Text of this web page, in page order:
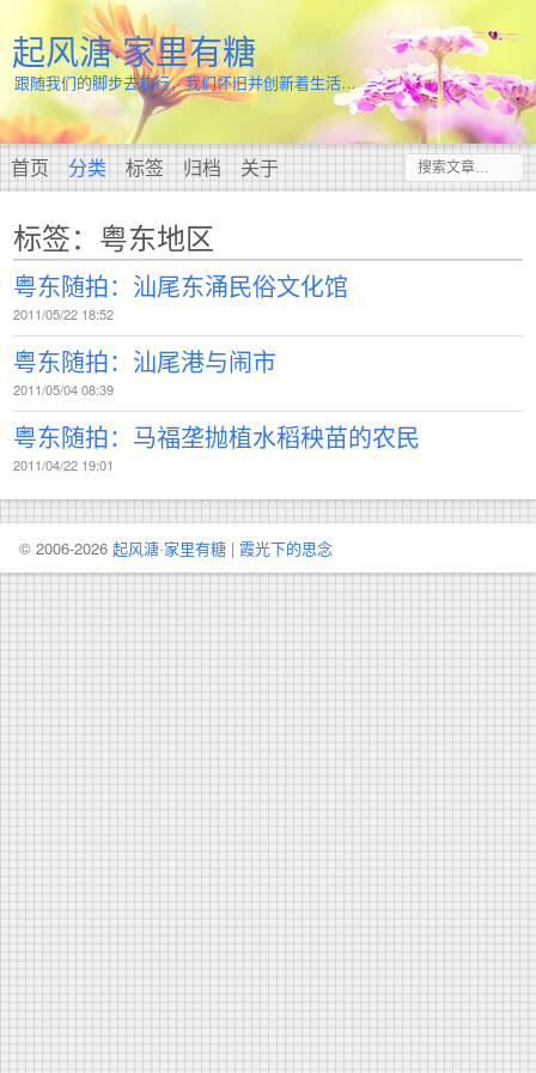
起风溏·家里有糖
跟随我们的脚步去旅行，我们怀旧并创新着生活…
首页 分类 标签 归档 关于
标签：粤东地区
粤东随拍：汕尾东涌民俗文化馆
2011/05/22 18:52
粤东随拍：汕尾港与闹市
2011/05/04 08:39
粤东随拍：马福垄抛植水稻秧苗的农民
2011/04/22 19:01
© 2006-2026 起风溏·家里有糖 | 霞光下的思念